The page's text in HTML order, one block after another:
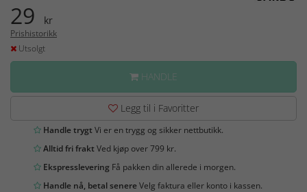
29 kr
Prishistorikk
Utsolgt
HANDLE
Legg til i Favoritter
Handle trygtVi er en trygg og sikker nettbutikk.
Alltid fri fraktVed kjøp over 799 kr.
Ekspresslevering Få pakken din allerede i morgen.
Handle nå, betal senereVelg faktura eller konto i kassen.